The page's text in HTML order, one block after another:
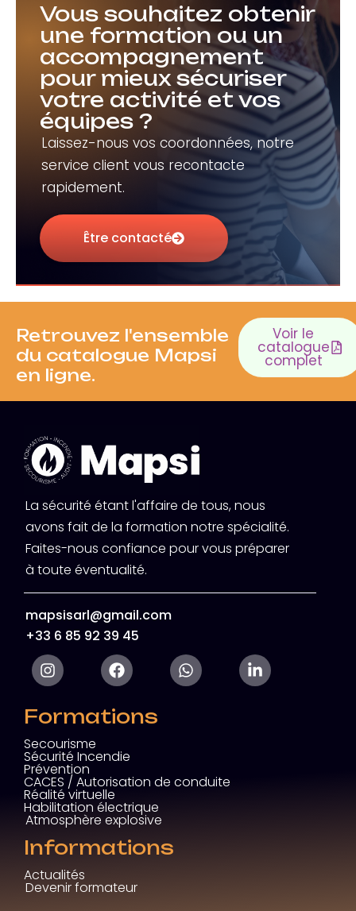
Vous souhaitez obtenir
une formation ou un
accompagnement
pour mieux sécuriser
votre activité et vos
équipes ?
Laissez-nous vos coordonnées, notre
service client vous recontacte
rapidement.
Être contacté
Retrouvez l'ensemble
du catalogue Mapsi
en ligne.
Voir le
catalogue
complet
La sécurité étant l'affaire de tous, nous
avons fait de la formation notre spécialité.
Faites-nous confiance pour vous préparer
à toute éventualité.
mapsisarl@gmail.com
+33 6 85 92 39 45
Formations
Secourisme
Sécurité Incendie
Prévention
CACES / Autorisation de conduite
Réalité virtuelle
Habilitation électrique
Atmosphère explosive
Informations
Actualités
Devenir formateur